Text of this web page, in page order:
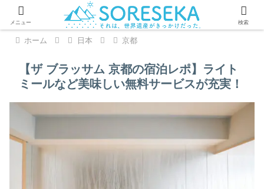
PR
ホーム 日本 京都
【ザ ブラッサム 京都の宿泊レポ】ライト
ミールなど美味しい無料サービスが充実！
メニュー 検索